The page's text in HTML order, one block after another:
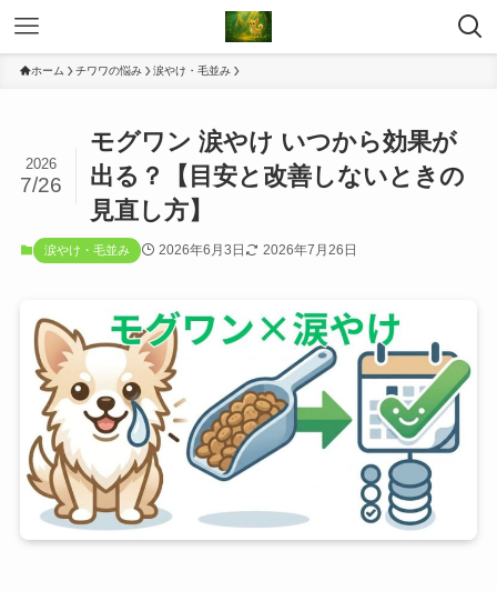
ホーム チワワの悩み 涙やけ・毛並み
モグワン 涙やけ いつから効果が
出る？【目安と改善しないときの
見直し方】
2026
7/26
涙やけ・毛並み 2026年6月3日 2026年7月26日